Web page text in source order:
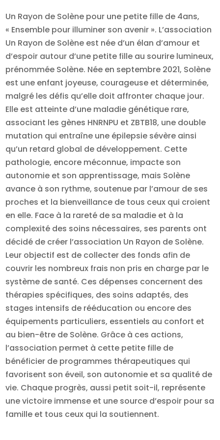
Un Rayon de Solène pour une petite fille de 4ans,
« Ensemble pour illuminer son avenir ». L’association
Un Rayon de Solène est née d’un élan d’amour et
d’espoir autour d’une petite fille au sourire lumineux,
prénommée Solène. Née en septembre 2021, Solène
est une enfant joyeuse, courageuse et déterminée,
malgré les défis qu’elle doit affronter chaque jour.
Elle est atteinte d’une maladie génétique rare,
associant les gènes HNRNPU et ZBTB18, une double
mutation qui entraîne une épilepsie sévère ainsi
qu’un retard global de développement. Cette
pathologie, encore méconnue, impacte son
autonomie et son apprentissage, mais Solène
avance à son rythme, soutenue par l’amour de ses
proches et la bienveillance de tous ceux qui croient
en elle. Face à la rareté de sa maladie et à la
complexité des soins nécessaires, ses parents ont
décidé de créer l’association Un Rayon de Solène.
Leur objectif est de collecter des fonds afin de
couvrir les nombreux frais non pris en charge par le
système de santé. Ces dépenses concernent des
thérapies spécifiques, des soins adaptés, des
stages intensifs de rééducation ou encore des
équipements particuliers, essentiels au confort et
au bien-être de Solène. Grâce à ces actions,
l’association permet à cette petite fille de
bénéficier de programmes thérapeutiques qui
favorisent son éveil, son autonomie et sa qualité de
vie. Chaque progrès, aussi petit soit-il, représente
une victoire immense et une source d’espoir pour sa
famille et tous ceux qui la soutiennent.